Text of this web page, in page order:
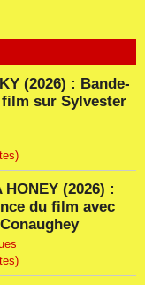
(2026) : Bande-
sur Sylvester
HONEY (2026) :
du film avec